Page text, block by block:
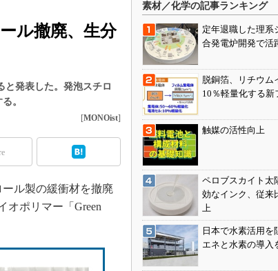
ル撤廃、生分
と発表した。発泡スチロ
。
[MONOist]
ル製の緩衝材を撤廃
オポリマー「Green
素材／化学の記事ランキング
定年退職した理系
合発電炉開発で活
脱銅箔、リチウム
10％軽量化する新
触媒の活性向上
ペロブスカイト太
効なインク、従来
上
日本で水素活用
エネと水素の導入